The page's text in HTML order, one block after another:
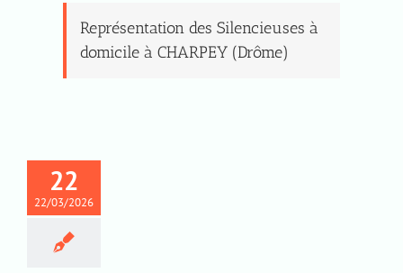
Représentation des Silencieuses à
domicile à CHARPEY (Drôme)
22
22/03/2026